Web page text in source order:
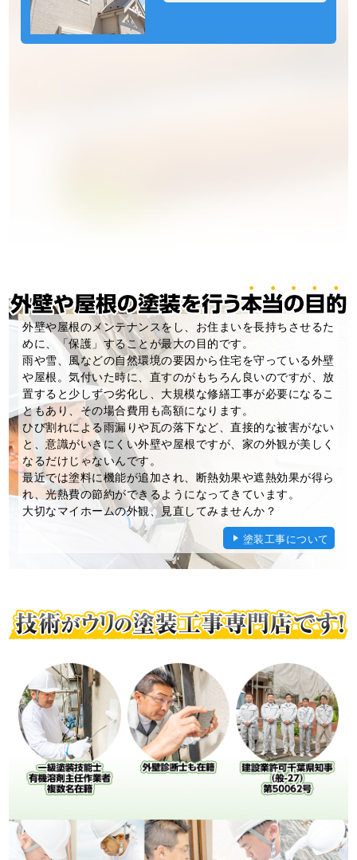
外壁や屋根のメンテナンスをし、お住まいを長持ちさせるた
めに、「保護」することが最大の目的です。
雨や雪、風などの自然環境の要因から住宅を守っている外壁
や屋根。気付いた時に、直すのがもちろん良いのですが、放
置すると少しずつ劣化し、大規模な修繕工事が必要になるこ
ともあり、その場合費用も高額になります。
ひび割れによる雨漏りや瓦の落下など、直接的な被害がない
と、意識がいきにくい外壁や屋根ですが、家の外観が美しく
なるだけじゃないんです。
最近では塗料に機能が追加され、断熱効果や遮熱効果が得ら
れ、光熱費の節約ができるようになってきています。
大切なマイホームの外観、見直してみませんか？
塗装工事について